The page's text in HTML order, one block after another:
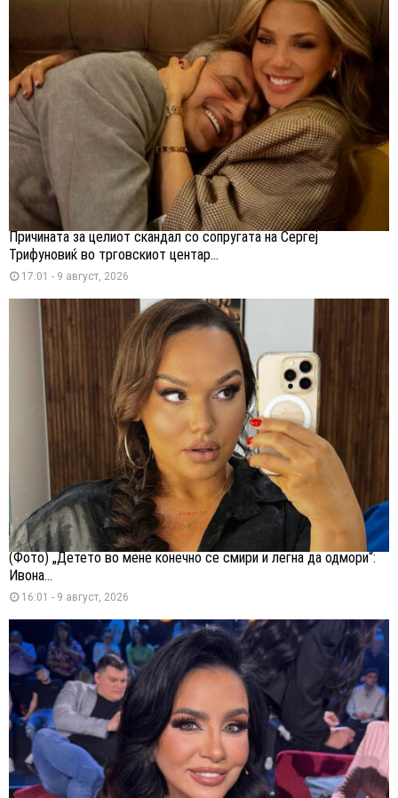
Причината за целиот скандал со сопругата на Сергеј
Трифуновиќ во трговскиот центар...
17:01 - 9 август, 2026
(Фото) „Детето во мене конечно се смири и легна да одмори“:
Ивона...
16:01 - 9 август, 2026